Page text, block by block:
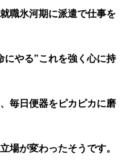
職氷河期に派遣で仕事を
にやる”これを強く心に持
毎日便器をピカピカに磨
場が変わったそうです。